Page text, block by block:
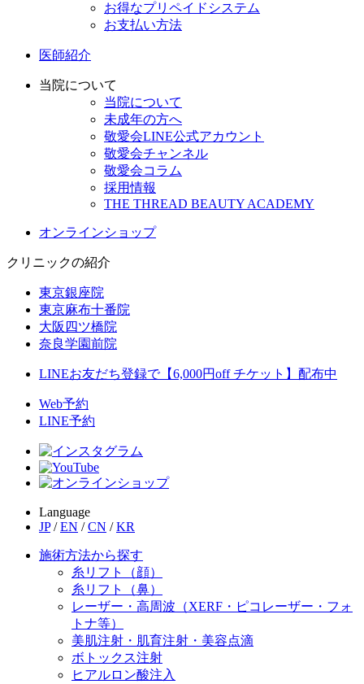
お得なプリペイドシステム
お支払い方法
医師紹介
当院について
当院について
未成年の方へ
敬愛会LINE公式アカウント
敬愛会チャンネル
敬愛会コラム
採用情報
THE THREAD BEAUTY ACADEMY
オンラインショップ
クリニックの紹介
東京銀座院
東京麻布十番院
大阪四ツ橋院
奈良学園前院
LINEお友だち登録で【6,000円off チケット】配布中
Web予約
LINE予約
Language
JP / EN / CN / KR
施術方法から探す
糸リフト（顔）
糸リフト（鼻）
レーザー・高周波（XERF・ピコレーザー・フォ
トナ等）
美肌注射・肌育注射・美容点滴
ボトックス注射
ヒアルロン酸注入